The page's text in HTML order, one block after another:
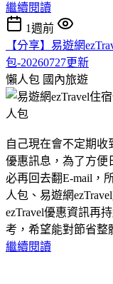
繼續閱讀
1週前
【分享】易遊網
包-20260727更新
懶人包 國內旅遊
自己現在會不定期收
優惠訊息，為了方便
必再回去翻E-mail，
人包、易遊網
ezTravel優惠資訊再
考，希望能對節省整
繼續閱讀